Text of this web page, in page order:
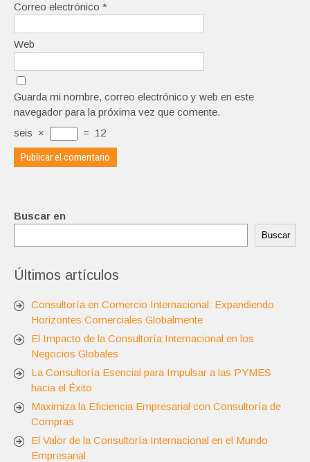
Correo electrónico *
Web
Guarda mi nombre, correo electrónico y web en este
navegador para la próxima vez que comente.
seis × = 12
Buscar en
Buscar
Últimos artículos
Consultoría en Comercio Internacional: Expandiendo
Horizontes Comerciales Globalmente
El Impacto de la Consultoría Internacional en los
Negocios Globales
La Consultoría Esencial para Impulsar a las PYMES
hacia el Éxito
Maximiza la Eficiencia Empresarial con Consultoría de
Compras
El Valor de la Consultoría Internacional en el Mundo
Empresarial